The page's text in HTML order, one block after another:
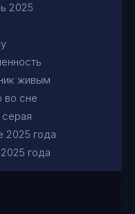
2025
живым
во сне
2025 года
года